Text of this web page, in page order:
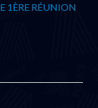
1ÈRE RÉUNION